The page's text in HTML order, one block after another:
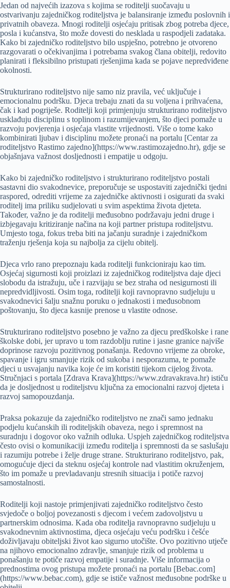
Jedan od najvećih izazova s kojima se roditelji suočavaju u
ostvarivanju zajedničkog roditeljstva je balansiranje između poslovnih i
privatnih obaveza. Mnogi roditelji osjećaju pritisak zbog potreba djece,
posla i kućanstva, što može dovesti do nesklada u raspodjeli zadataka.
Kako bi zajedničko roditeljstvo bilo uspješno, potrebno je otvoreno
razgovarati o očekivanjima i potrebama svakog člana obitelji, redovito
planirati i fleksibilno pristupati rješenjima kada se pojave nepredviđene
okolnosti.
Strukturirano roditeljstvo nije samo niz pravila, već uključuje i
emocionalnu podršku. Djeca trebaju znati da su voljena i prihvaćena,
čak i kad pogriješe. Roditelji koji primjenjuju strukturirano roditeljstvo
usklađuju disciplinu s toplinom i razumijevanjem, što djeci pomaže u
razvoju povjerenja i osjećaja vlastite vrijednosti. Više o tome kako
kombinirati ljubav i disciplinu možete pronaći na portalu [Centar za
roditeljstvo Rastimo zajedno](https://www.rastimozajedno.hr), gdje se
objašnjava važnost dosljednosti i empatije u odgoju.
Kako bi zajedničko roditeljstvo i strukturirano roditeljstvo postali
sastavni dio svakodnevice, preporučuje se uspostaviti zajednički tjedni
raspored, odrediti vrijeme za zajedničke aktivnosti i osigurati da svaki
roditelj ima priliku sudjelovati u svim aspektima života djeteta.
Također, važno je da roditelji međusobno podržavaju jedni druge i
izbjegavaju kritiziranje načina na koji partner pristupa roditeljstvu.
Umjesto toga, fokus treba biti na jačanju suradnje i zajedničkom
traženju rješenja koja su najbolja za cijelu obitelj.
Djeca vrlo rano prepoznaju kada roditelji funkcioniraju kao tim.
Osjećaj sigurnosti koji proizlazi iz zajedničkog roditeljstva daje djeci
slobodu da istražuju, uče i razvijaju se bez straha od nesigurnosti ili
nepredvidljivosti. Osim toga, roditelji koji ravnopravno sudjeluju u
svakodnevici šalju snažnu poruku o jednakosti i međusobnom
poštovanju, što djeca kasnije prenose u vlastite odnose.
Strukturirano roditeljstvo posebno je važno za djecu predškolske i rane
školske dobi, jer upravo u tom razdoblju rutine i jasne granice najviše
doprinose razvoju pozitivnog ponašanja. Redovno vrijeme za obroke,
spavanje i igru smanjuje rizik od sukoba i nesporazuma, te pomaže
djeci u usvajanju navika koje će im koristiti tijekom cijelog života.
Stručnjaci s portala [Zdrava Krava](https://www.zdravakrava.hr) ističu
da je dosljednost u roditeljstvu ključna za emocionalni razvoj djeteta i
razvoj samopouzdanja.
Praksa pokazuje da zajedničko roditeljstvo ne znači samo jednaku
podjelu kućanskih ili roditeljskih obaveza, nego i spremnost na
suradnju i dogovor oko važnih odluka. Uspjeh zajedničkog roditeljstva
često ovisi o komunikaciji između roditelja i spremnosti da se saslušaju
i razumiju potrebe i želje druge strane. Strukturirano roditeljstvo, pak,
omogućuje djeci da steknu osjećaj kontrole nad vlastitim okruženjem,
što im pomaže u prevladavanju stresnih situacija i potiče razvoj
samostalnosti.
Roditelji koji nastoje primjenjivati zajedničko roditeljstvo često
svjedoče o boljoj povezanosti s djecom i većem zadovoljstvu u
partnerskim odnosima. Kada oba roditelja ravnopravno sudjeluju u
svakodnevnim aktivnostima, djeca osjećaju veću podršku i češće
doživljavaju obiteljski život kao sigurno utočište. Ovo pozitivno utječe
na njihovo emocionalno zdravlje, smanjuje rizik od problema u
ponašanju te potiče razvoj empatije i suradnje. Više informacija o
prednostima ovog pristupa možete pronaći na portalu [Bebac.com]
(https://www.bebac.com), gdje se ističe važnost međusobne podrške u